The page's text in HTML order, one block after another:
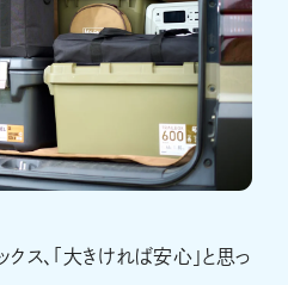
ス、「大きければ安心」と思っ